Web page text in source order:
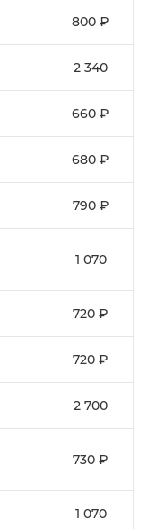
800 ₽
2 340
660 ₽
680 ₽
790 ₽
1 070
720 ₽
720 ₽
2 700
730 ₽
1 070